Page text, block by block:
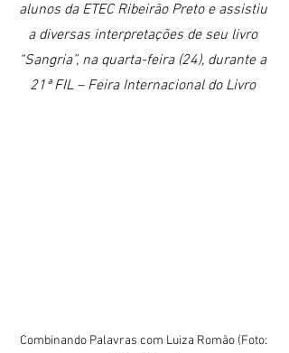
alunos da ETEC Ribeirão Preto e assistiu
a diversas interpretações de seu livro
“Sangria”, na quarta-feira (24), durante a
21ª FIL – Feira Internacional do Livro
Combinando Palavras com Luiza Romão (Foto: